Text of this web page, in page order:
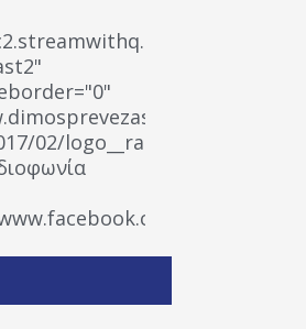
wp-
02/logo__radiofonias.jpg"
artist="" ]